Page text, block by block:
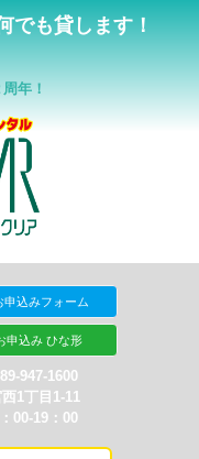
でも貸します！
年！
込みフォーム
込み ひな形
947-1600
1丁目1-11
00-19：00